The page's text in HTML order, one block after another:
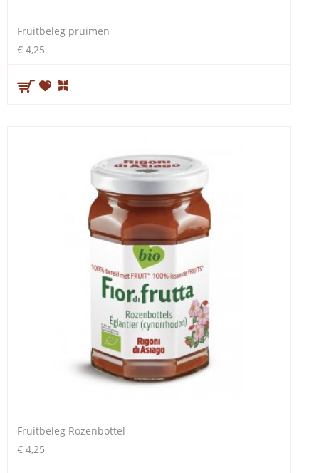
Fruitbeleg pruimen
€ 4,25
Fruitbeleg Rozenbottel
€ 4,25